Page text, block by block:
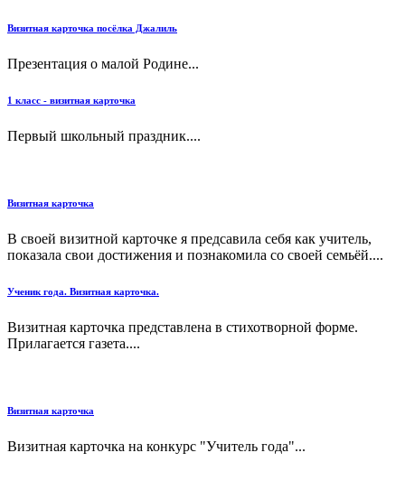
Визитная карточка посёлка Джалиль
Презентация о малой Родине...
1 класс - визитная карточка
Первый школьный праздник....
Визитная карточка
В своей визитной карточке я предсавила себя как учитель,
показала свои достижения и познакомила со своей семьёй....
Ученик года. Визитная карточка.
Визитная карточка представлена в стихотворной форме.
Прилагается газета....
Визитная карточка
Визитная карточка на конкурс "Учитель года"...